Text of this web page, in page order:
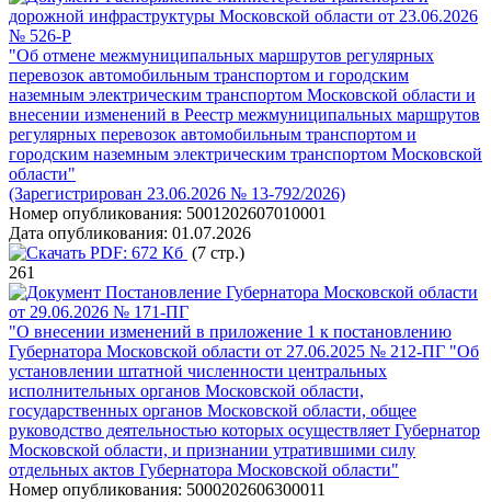
дорожной инфраструктуры Московской области от 23.06.2026
№ 526-Р
"Об отмене межмуниципальных маршрутов регулярных
перевозок автомобильным транспортом и городским
наземным электрическим транспортом Московской области и
внесении изменений в Реестр межмуниципальных маршрутов
регулярных перевозок автомобильным транспортом и
городским наземным электрическим транспортом Московской
области"
(Зарегистрирован 23.06.2026 № 13-792/2026)
Номер опубликования: 5001202607010001
Дата опубликования: 01.07.2026
PDF: 672 Кб (7 стр.)
261
Постановление Губернатора Московской области
от 29.06.2026 № 171-ПГ
"О внесении изменений в приложение 1 к постановлению
Губернатора Московской области от 27.06.2025 № 212-ПГ "Об
установлении штатной численности центральных
исполнительных органов Московской области,
государственных органов Московской области, общее
руководство деятельностью которых осуществляет Губернатор
Московской области, и признании утратившими силу
отдельных актов Губернатора Московской области"
Номер опубликования: 5000202606300011